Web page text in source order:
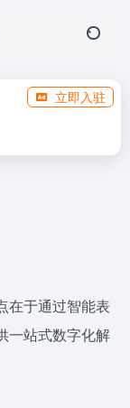
立即入驻
在于通过智能表
一站式数字化解